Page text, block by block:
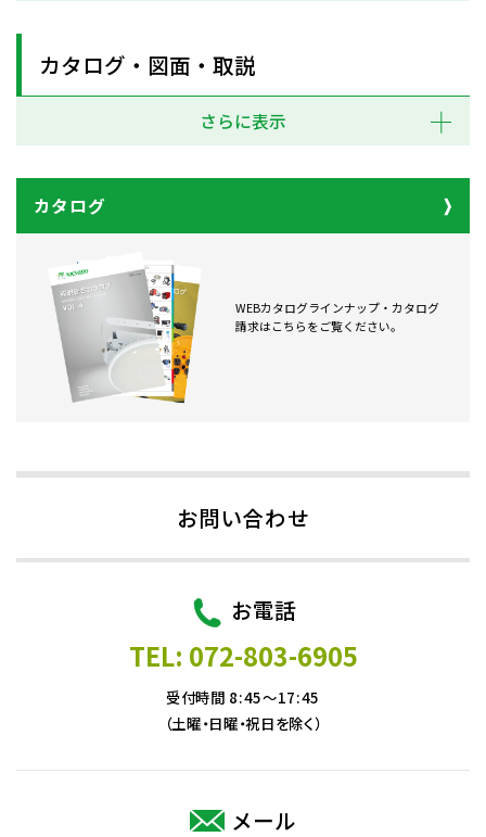
カタログ・図面・取説
さらに表示
カタログ
WEBカタログラインナップ・カタログ
請求はこちらをご覧ください。
お問い合わせ
お電話
TEL: 072-803-6905
受付時間 8:45～17:45
（土曜・日曜・祝日を除く）
メール